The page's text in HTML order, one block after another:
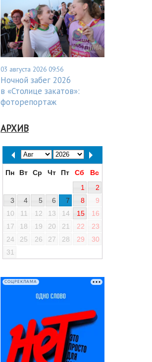
03 августа 2026 09:56
Ночной забег 2026
в «Столице закатов»:
фоторепортаж
АРХИВ
Пн Вт Ср Чт Пт Сб
Вс
1
2
3
4 5 6 7 8
9
10
11 12 13 14 15
16
17
18 19 20 21 22
23
24
25 26 27 28 29
30
31
СОЦРЕКЛАМА